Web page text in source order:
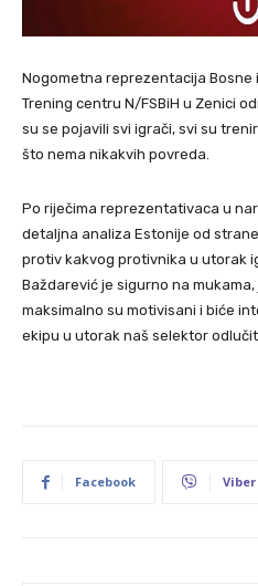
Nogometna reprezentacija Bosne
Trening centru N/FSBiH u Zenici
su se pojavili svi igrači, svi su
što nema nikakvih povreda.
Po riječima reprezentativaca u
detaljna analiza Estonije od
protiv kakvog protivnika u utorak
Baždarević je sigurno na
maksimalno su motivisani i biće
ekipu u utorak naš selektor
Facebook Viber